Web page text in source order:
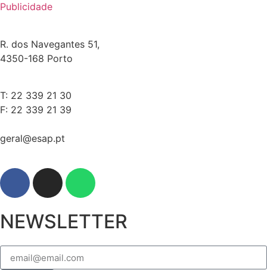
Publicidade
R. dos Navegantes 51,
4350-168 Porto
T: 22 339 21 30
F: 22 339 21 39
geral@esap.pt
NEWSLETTER